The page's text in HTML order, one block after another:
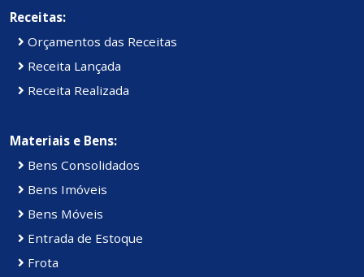
Receitas:
Orçamentos das Receitas
Receita Lançada
Receita Realizada
Materiais e Bens:
Bens Consolidados
Bens Imóveis
Bens Móveis
Entrada de Estoque
Frota